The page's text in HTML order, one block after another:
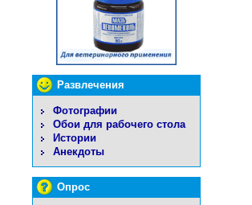
Развлечения
Фотографии
Обои для рабочего стола
Истории
Анекдоты
Опрос